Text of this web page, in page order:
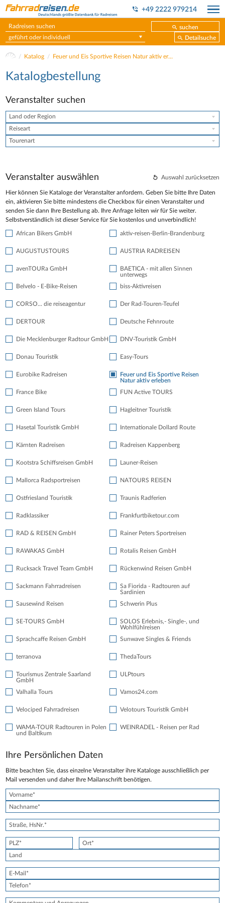
+49 2222 979214
suchen
geführt oder individuell
Detailsuche
Katalog Feuer und Eis Sportive Reisen Natur aktiv erleben
Katalogbestellung
Veranstalter suchen
Land oder Region
Reiseart
Tourenart
Auswahl zurücksetzen
Veranstalter auswählen
Hier können Sie Kataloge der Veranstalter anfordern. Geben Sie bitte Ihre Daten
ein, aktivieren Sie bitte mindestens die Checkbox für einen Veranstalter und
senden Sie dann Ihre Bestellung ab. Ihre Anfrage leiten wir für Sie weiter.
Selbstverständlich ist dieser Service für Sie kostenlos und unverbindlich!
African Bikers GmbH aktiv-reisen-Berlin-Brandenburg
AUGUSTUSTOURS AUSTRIA RADREISEN
avenTOURa GmbH
BAETICA - mit allen Sinnen
unterwegs
Belvelo - E-Bike-Reisen
biss-Aktivreisen
CORSO... die reiseagentur Der Rad-Touren-Teufel
DERTOUR Deutsche Fehnroute
Die Mecklenburger Radtour GmbH DNV-Touristik GmbH
Donau Touristik Easy-Tours
Eurobike Radreisen
Feuer und Eis Sportive Reisen
Natur aktiv erleben
France Bike
FUN Active TOURS
Green Island Tours Hagleitner Touristik
Hasetal Touristik GmbH Internationale Dollard Route
Kärnten Radreisen Radreisen Kappenberg
Kootstra Schiffsreisen GmbH Launer-Reisen
Mallorca Radsportreisen NATOURS REISEN
Ostfriesland Touristik Traunis Radferien
Radklassiker Frankfurtbiketour.com
RAD & REISEN GmbH Rainer Peters Sportreisen
RAWAKAS GmbH Rotalis Reisen GmbH
Rucksack Travel Team GmbH Rückenwind Reisen GmbH
Sackmann Fahrradreisen
Sa Fiorida - Radtouren auf
Sardinien
Sausewind Reisen
Schwerin Plus
SE-TOURS GmbH
SOLOS Erlebnis,- Single-, und
Wohlfühlreisen
Sprachcaffe Reisen GmbH
Sunwave Singles & Friends
terranova ThedaTours
Tourismus Zentrale Saarland
GmbH
ULPtours
Valhalla Tours Vamos24.com
Velociped Fahrradreisen Velotours Touristik GmbH
WAMA-TOUR Radtouren in Polen
und Baltikum
WEINRADEL - Reisen per Rad
Ihre Persönlichen Daten
Bitte beachten Sie, dass einzelne Veranstalter ihre Kataloge ausschließlich per
Mail versenden und daher Ihre Mailanschrift benötigen.